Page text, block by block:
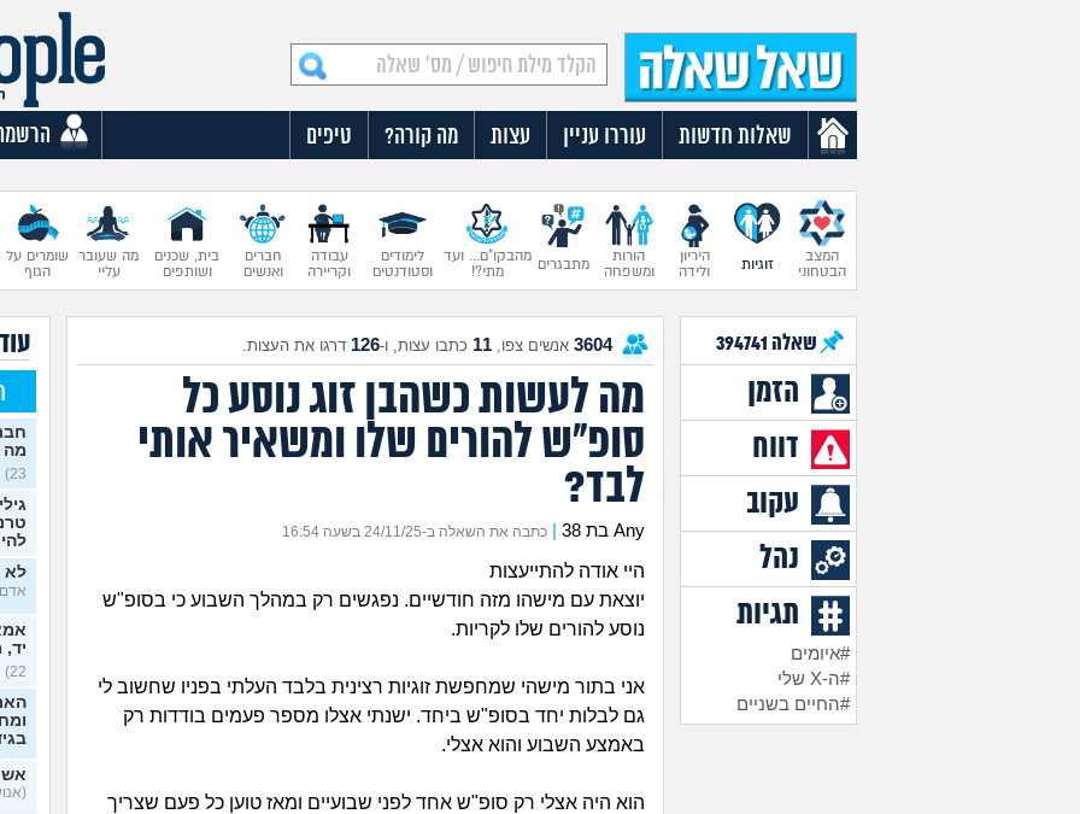
שאלות חדשות עוררו עניין עצות מה קורה? טיפים
המצב
הבטחוני
זוגיות
היריון
ולידה
הורות
ומשפחה
מתבגרים
מהבקו"ם... ועד
מתי?!
לימודים
וסטודנטים
עבודה
וקריירה
חברים
ואנשים
בית, שכנים
ושותפים
מה שעובר
עליי
שומרים על
הגוף
שאלה 394741
הזמן
דווח
עקוב
נהל
תגיות
#איומים
#ה-X שלי
#החיים בשניים
3604 אנשים צפו, 11 כתבו עצות, ו-126 דרגו את העצות.
מה לעשות כשהבן זוג נוסע כל
סופ"ש להורים שלו ומשאיר אותי
לבד?
Any בת 38 כתבה את השאלה ב-24/11/25 בשעה 16:54
היי אודה להתייעצות
יוצאת עם מישהו מזה חודשיים. נפגשים רק במהלך השבוע כי בסופ"ש
נוסע להורים שלו לקריות.
אני בתור מישהי שמחפשת זוגיות רצינית בלבד העלתי בפניו שחשוב לי
גם לבלות יחד בסופ"ש ביחד. ישנתי אצלו מספר פעמים בודדות רק
באמצע השבוע והוא אצלי.
הוא היה אצלי רק סופ"ש אחד לפני שבועיים ומאז טוען כל פעם שצריך
מה
23)
לא
אדם,
22)